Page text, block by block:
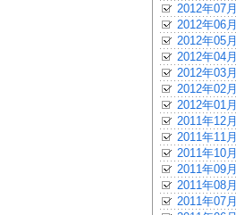
2012年07月
2012年06月
2012年05月
2012年04月
2012年03月
2012年02月
2012年01月
2011年12月
2011年11月
2011年10月
2011年09月
2011年08月
2011年07月